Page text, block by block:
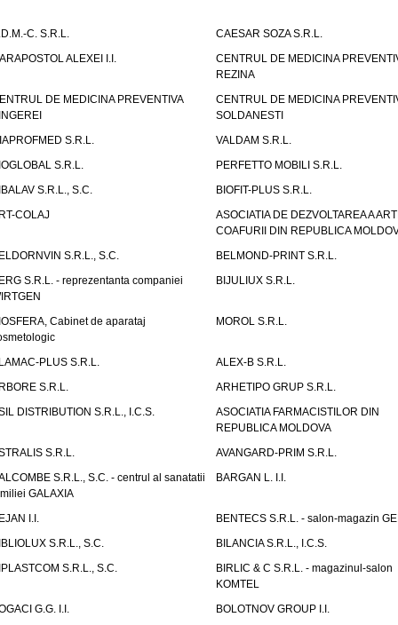
C. S.R.L.
CAESAR SOZA S.R.L.
ALEXEI I.I.
CENTRUL DE MEDICINA
REZINA
DE MEDICINA PREVENTIVA
CENTRUL DE MEDICINA
SOLDANESTI
S.R.L.
VALDAM S.R.L.
S.R.L.
PERFETTO MOBILI S.R.L.
S.R.L., S.C.
BIOFIT-PLUS S.R.L.
COLAJ
ASOCIATIA DE DEZVOLTAREA A
COAFURII DIN REPUBLICA
S.R.L., S.C.
BELMOND-PRINT S.R.L.
S.R.L. - reprezentanta companiei
BIJULIUX S.R.L.
Cabinet de aparataj
MOROL S.R.L.
PLUS S.R.L.
ALEX-B S.R.L.
S.R.L.
ARHETIPO GRUP S.R.L.
DISTRIBUTION S.R.L., I.C.S.
ASOCIATIA FARMACISTILOR DIN
REPUBLICA MOLDOVA
S.R.L.
AVANGARD-PRIM S.R.L.
S.R.L., S.C. - centrul al sanatatii
GALAXIA
BARGAN L. I.I.
I.I.
BENTECS S.R.L. - salon-magazin
S.R.L., S.C.
BILANCIA S.R.L., I.C.S.
S.R.L., S.C.
BIRLIC & C S.R.L. - magazinul-salon
KOMTEL
G.G. I.I.
BOLOTNOV GROUP I.I.